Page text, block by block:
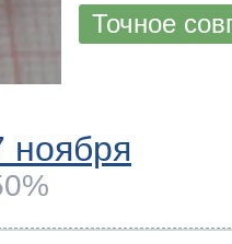
Точное
ноября